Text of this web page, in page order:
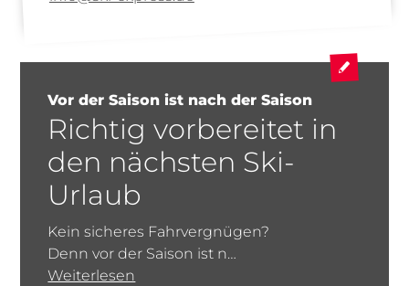
Vor der Saison ist nach der Saison
Richtig vorbereitet in
den nächsten Ski-
Urlaub
Kein sicheres Fahrvergnügen?
Denn vor der Saison ist n…
Weiterlesen